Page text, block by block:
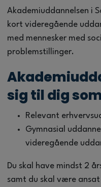
Akademiuddannelsen i
kort videregående
med mennesker med
problemstillinger.
sig til dig
Relevant
Gymnasial
videregående
Du skal have mindst 2
samt du skal være